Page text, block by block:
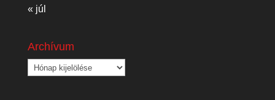
« júl
Archívum
Archívum